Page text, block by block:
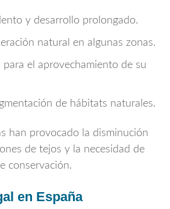
y desarrollo prolongado.
natural en algunas zonas.
para el aprovechamiento de su
de hábitats naturales.
han provocado la disminución
de tejos y la necesidad de
conservación.
en España